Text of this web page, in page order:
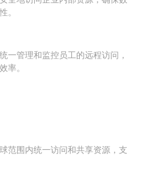
。
一管理和监控员工的远程访问，
率。
范围内统一访问和共享资源，支